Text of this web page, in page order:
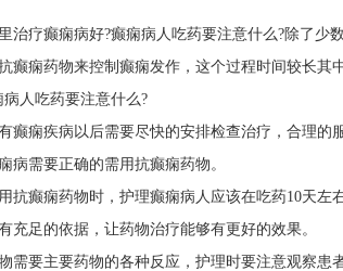
治疗癫痫病好?癫痫病人吃药要注意什么?除了少
癫痫药物来控制癫痫发作，这个过程时间较长其
病人吃药要注意什么?
癫痫疾病以后需要尽快的安排检查治疗，合理的
病需要正确的需用抗癫痫药物。
抗癫痫药物时，护理癫痫病人应该在吃药10天
充足的依据，让药物治疗能够有更好的效果。
需要主要药物的各种反应，护理时要注意观察患